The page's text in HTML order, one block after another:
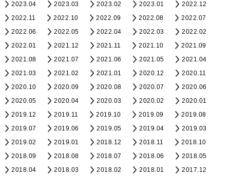
2023.04
2023.03 2023.02 2023.01
2022.12
2022.11
2022.10 2022.09 2022.08
2022.07
2022.06
2022.05 2022.04 2022.03
2022.02
2022.01
2021.12 2021.11 2021.10
2021.09
2021.08
2021.07 2021.06 2021.05
2021.04
2021.03
2021.02 2021.01 2020.12
2020.11
2020.10
2020.09 2020.08 2020.07
2020.06
2020.05
2020.04 2020.03 2020.02
2020.01
2019.12
2019.11 2019.10 2019.09
2019.08
2019.07
2019.06 2019.05 2019.04
2019.03
2019.02
2019.01 2018.12 2018.11
2018.10
2018.09
2018.08 2018.07 2018.06
2018.05
2018.04
2018.03 2018.02 2018.01
2017.12